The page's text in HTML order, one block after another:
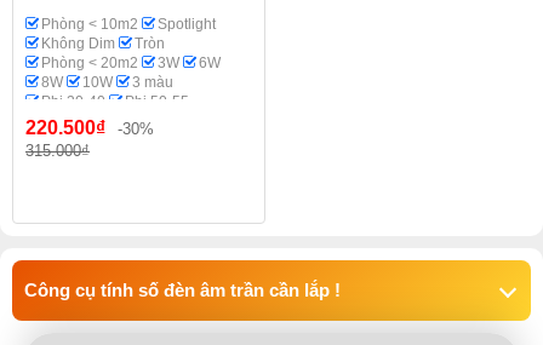
Phòng < 10m2
Spotlight
Không Dim
Tròn
Phòng < 20m2
3W
6W
8W
10W
3 màu
Phi 30-40
Phi 50-55
Phi 60
Philips OEM
Phòng thờ
220.500₫
-30%
315.000₫
Công cụ tính số đèn âm trần cần lắp !